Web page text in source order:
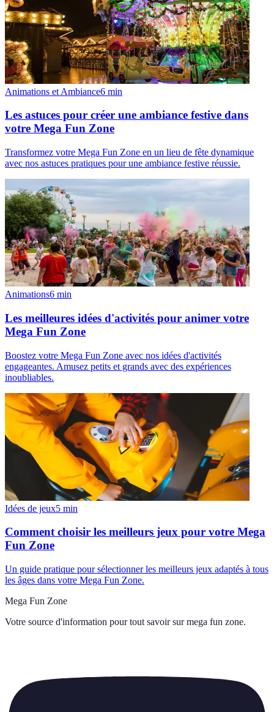
Animations et Ambiance6 min
Les astuces pour créer une ambiance festive dans
votre Mega Fun Zone
Transformez votre Mega Fun Zone en un lieu de fête dynamique
avec nos astuces pratiques pour une ambiance festive réussie.
Animations6 min
Les meilleures idées d'activités pour animer votre
Mega Fun Zone
Boostez votre Mega Fun Zone avec nos idées d'activités
engageantes. Amusez petits et grands avec des expériences
inoubliables.
Idées de jeux5 min
Comment choisir les meilleurs jeux pour votre Mega
Fun Zone
Un guide pratique pour sélectionner les meilleurs jeux adaptés à tous
les âges dans votre Mega Fun Zone.
Mega Fun Zone
Votre source d'information pour tout savoir sur mega fun zone.